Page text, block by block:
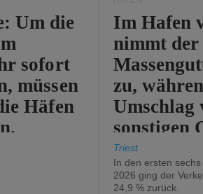
Um die
sofort
müssen
Häfen
Im Hafen
nimmt der
zu,
Umschlag
sonstigen
abnimmt.
Triest
In den ersten
2026 ging der
24,9 % zurück.